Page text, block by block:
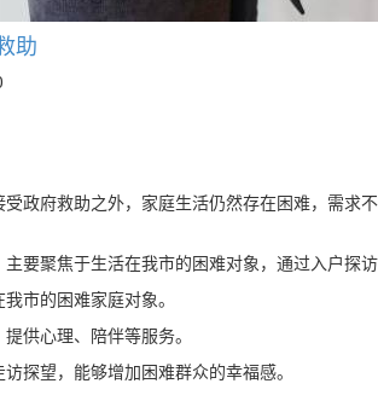
助
政府救助之外，家庭生活仍然存在困难，需求
主要聚焦于生活在我市的困难对象，通过入户
市的困难家庭对象。
供心理、陪伴等服务。
探望，能够增加困难群众的幸福感。